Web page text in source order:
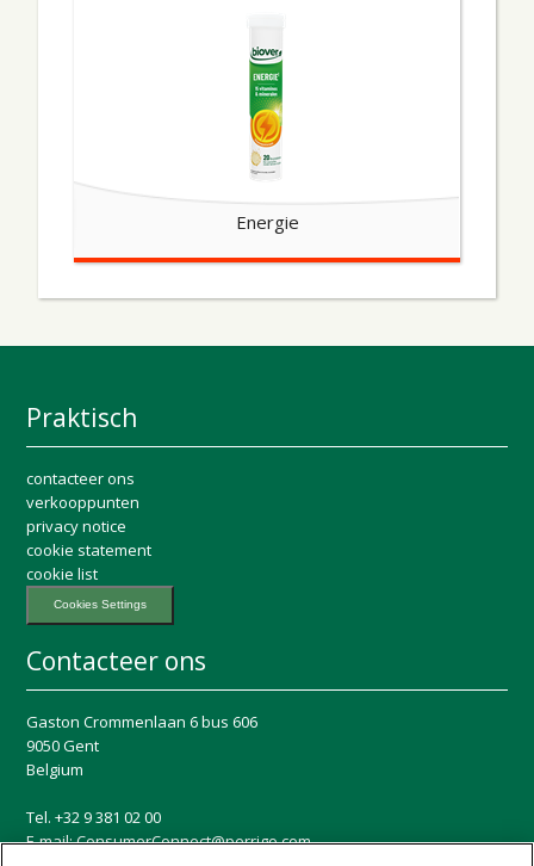
Energie
Praktisch
contacteer ons
verkooppunten
privacy notice
cookie statement
cookie list
Cookies Settings
Contacteer ons
Gaston Crommenlaan 6 bus 606
9050 Gent
Belgium
Tel. +32 9 381 02 00
E-mail:ConsumerConnect@perrigo.com